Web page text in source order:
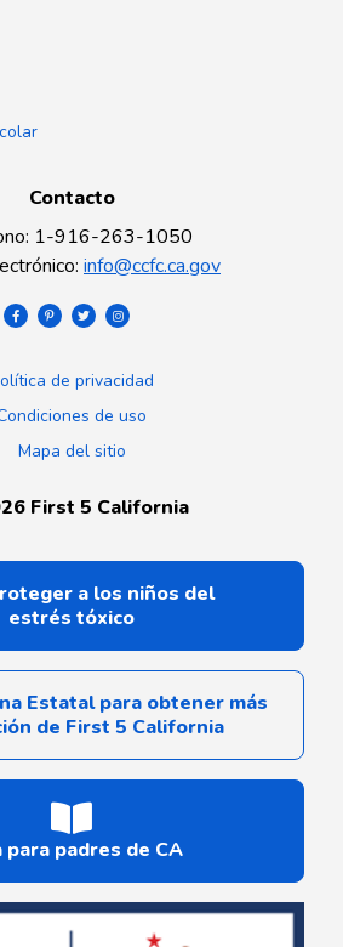
Contacto
: 1-916-263-1050
: info@ccfc.ca.gov
de privacidad
de uso
Mapa del sitio
First 5 California
a los niños del
estrés tóxico
Estatal para obtener más
de First 5 California
para padres de CA